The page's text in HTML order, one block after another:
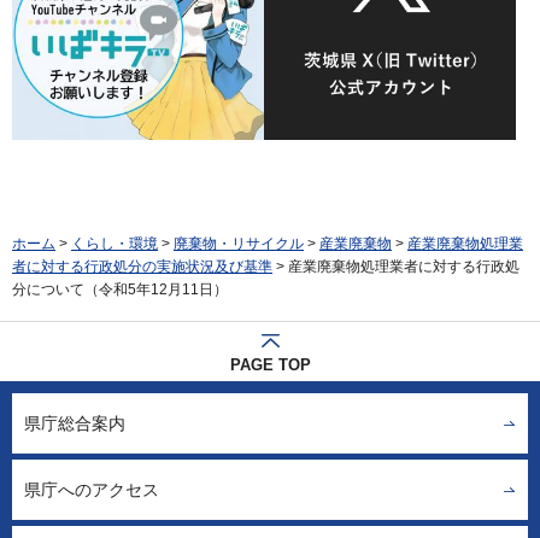
ホーム > くらし・環境 > 廃棄物・リサイクル > 産業廃棄物 > 産業廃棄物処理業
者に対する行政処分の実施状況及び基準 > 産業廃棄物処理業者に対する行政処
分について（令和5年12月11日）
PAGE TOP
県庁総合案内
県庁へのアクセス